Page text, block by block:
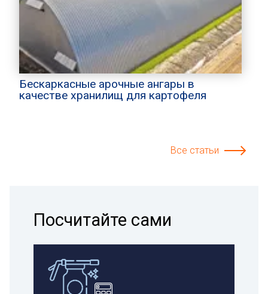
Бескаркасные арочные ангары в
качестве хранилищ для картофеля
Все статьи
Посчитайте сами